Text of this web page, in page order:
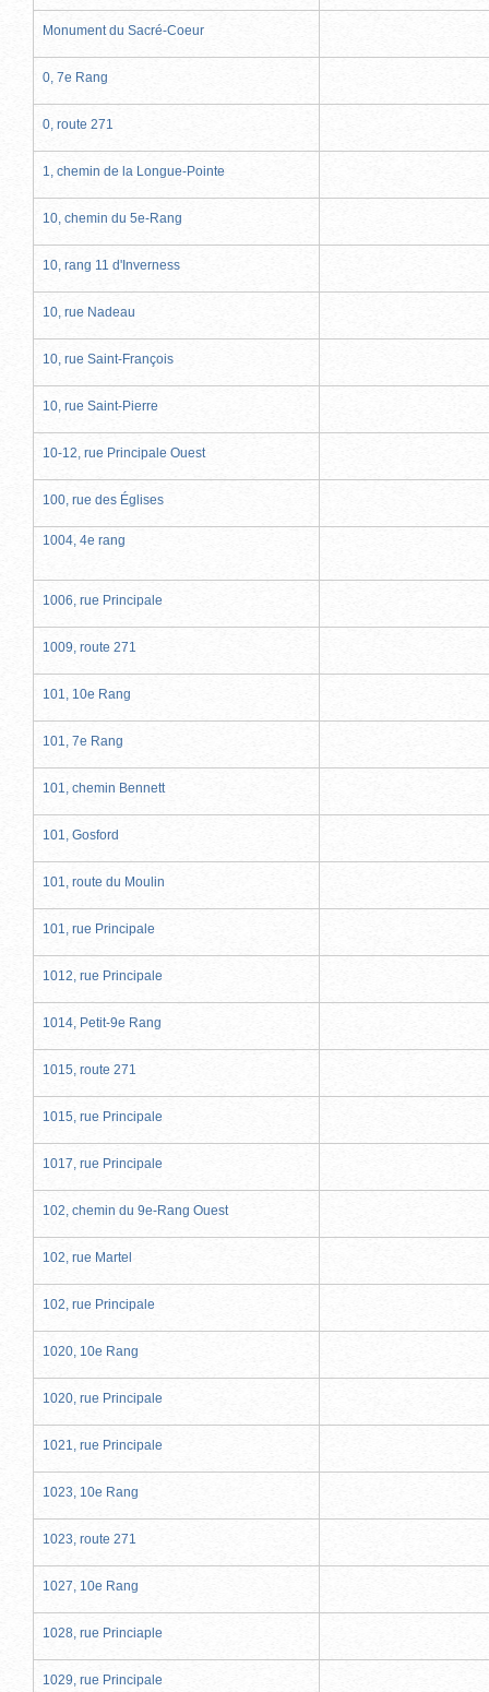
Monument du Sacré-Coeur
0, 7e Rang
0, route 271
1, chemin de la Longue-Pointe
10, chemin du 5e-Rang
10, rang 11 d'Inverness
10, rue Nadeau
10, rue Saint-François
10, rue Saint-Pierre
10-12, rue Principale Ouest
100, rue des Églises
1004, 4e rang
1006, rue Principale
1009, route 271
101, 10e Rang
101, 7e Rang
101, chemin Bennett
101, Gosford
101, route du Moulin
101, rue Principale
1012, rue Principale
1014, Petit-9e Rang
1015, route 271
1015, rue Principale
1017, rue Principale
102, chemin du 9e-Rang Ouest
102, rue Martel
102, rue Principale
1020, 10e Rang
1020, rue Principale
1021, rue Principale
1023, 10e Rang
1023, route 271
1027, 10e Rang
1028, rue Princiaple
1029, rue Principale